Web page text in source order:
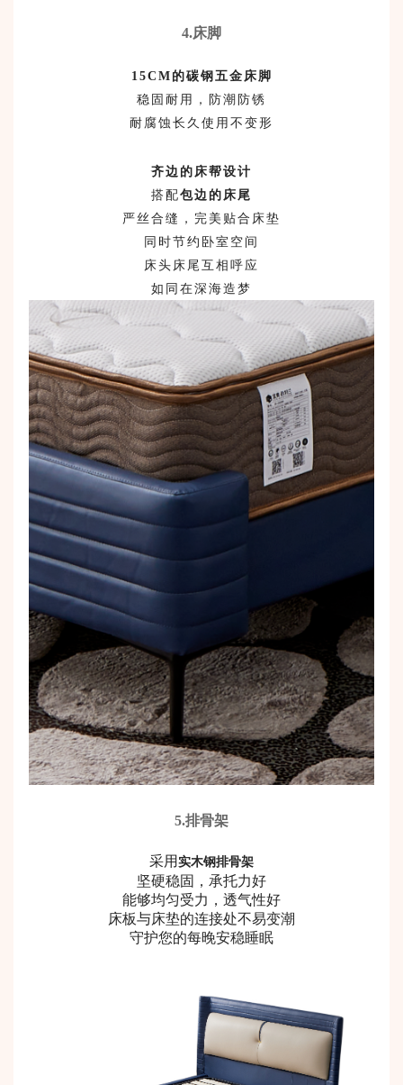
4.床脚
15CM 的碳钢五金床脚
稳固耐用，防潮防锈
耐腐蚀长久使用不变形
齐边的床帮设计
搭配包边的床尾
严丝合缝，完美贴合床垫
同时节约卧室空间
床头床尾互相呼应
如同在深海造梦
5.排骨架
采用 实木钢排骨架
坚硬稳固，承托力好
能够均匀受力，透气性好
床板与床垫的连接处不易变潮
守护您的每晚安稳睡眠